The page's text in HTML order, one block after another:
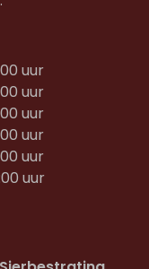
uur
uur
uur
uur
uur
uur